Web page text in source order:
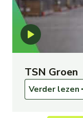
TSN Groen
Verder lezen